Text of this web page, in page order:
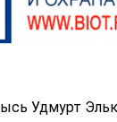
Удмурт